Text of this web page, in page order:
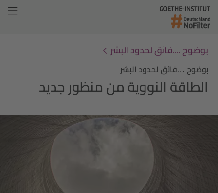
بوضوح ....فائق لحدود البشر
بوضوح ....فائق لحدود البشر
الطاقة النووية من منظور جديد